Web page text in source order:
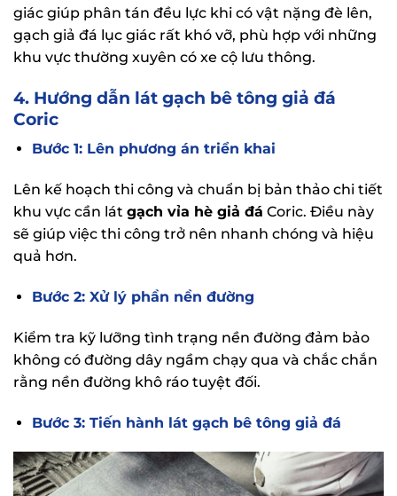
giác giúp phân tán đều lực khi có vật nặng đè lên,
gạch giả đá lục giác rất khó vỡ, phù hợp với những
khu vực thường xuyên có xe cộ lưu thông.
4. Hướng dẫn lát gạch bê tông giả đá
Coric
Bước 1: Lên phương án triển khai
Lên kế hoạch thi công và chuẩn bị bản thảo chi tiết
khu vực cần lát gạch vỉa hè giả đá Coric. Điều này
sẽ giúp việc thi công trở nên nhanh chóng và hiệu
quả hơn.
Bước 2: Xử lý phần nền đường
Kiểm tra kỹ lưỡng tình trạng nền đường đảm bảo
không có đường dây ngầm chạy qua và chắc chắn
rằng nền đường khô ráo tuyệt đối.
Bước 3: Tiến hành lát gạch bê tông giả đá